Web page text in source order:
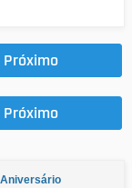
Próximo
Próximo
Aniversário